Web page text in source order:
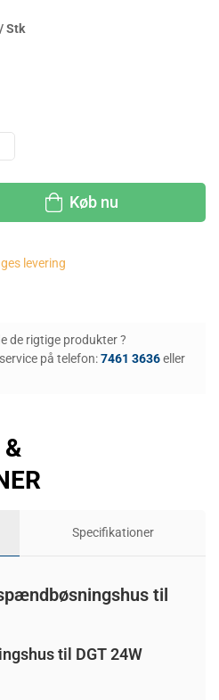
/ Stk
Køb nu
levering
de rigtige produkter ?
på telefon:7461 3636eller
&
Specifikationer
til
til DGT 24W